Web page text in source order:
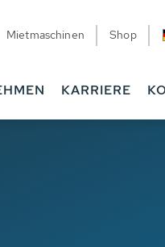
Mietmaschinen Shop
KARRIERE